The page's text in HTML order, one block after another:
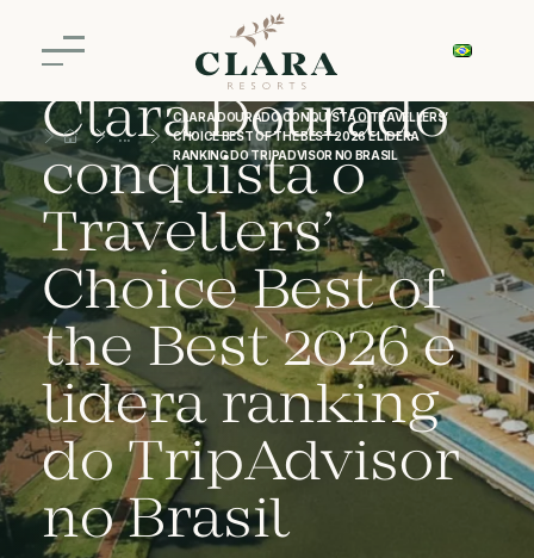
CLARA DOURADO CONQUISTA O TRAVELLERS’
CHOICE BEST OF THE BEST 2026 E LIDERA
RANKING DO TRIPADVISOR NO BRASIL
Clara Dourado
conquista o
Travellers’
Choice Best of
the Best 2026 e
lidera ranking
do TripAdvisor
no Brasil